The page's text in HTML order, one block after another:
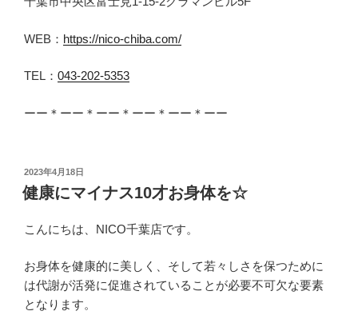
WEB： https://nico-chiba.com/
TEL： 043-202-5353
ーー＊ーー＊ーー＊ーー＊ーー＊ーー
投
稿
日:
2023年4月18日
健康にマイナス10才お身体を☆
こんにちは、NICO千葉店です。
お身体を健康的に美しく、そして若々しさを保つために
は代謝が活発に促進されていることが必要不可欠な要素
となります。